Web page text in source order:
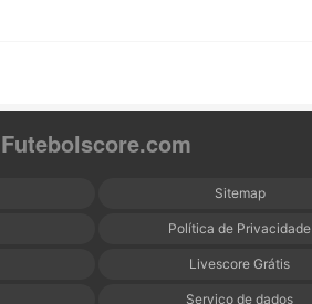
Futebolscore.com
Sitemap
Política de Privacidade
Livescore Grátis
Serviço de dados